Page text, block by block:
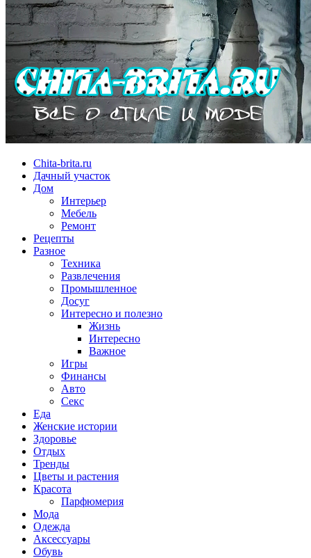
Chita-brita.ru
Дачный участок
Дом
Интерьер
Мебель
Ремонт
Рецепты
Разное
Техника
Развлечения
Промышленное
Досуг
Интересно и полезно
Жизнь
Интересно
Важное
Игры
Финансы
Авто
Секс
Еда
Женские истории
Здоровье
Отдых
Тренды
Цветы и растения
Красота
Парфюмерия
Мода
Одежда
Аксессуары
Обувь